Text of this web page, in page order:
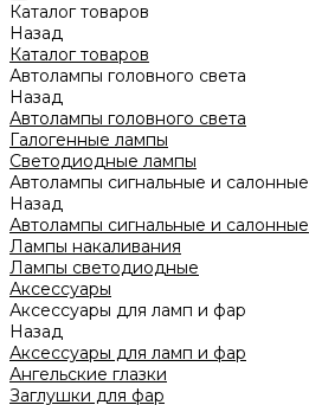
Каталог товаров
Назад
Каталог товаров
Автолампы головного света
Назад
Автолампы головного света
Галогенные лампы
Светодиодные лампы
Автолампы сигнальные и салонные
Назад
Автолампы сигнальные и салонные
Лампы накаливания
Лампы светодиодные
Аксессуары
Аксессуары для ламп и фар
Назад
Аксессуары для ламп и фар
Ангельские глазки
Заглушки для фар